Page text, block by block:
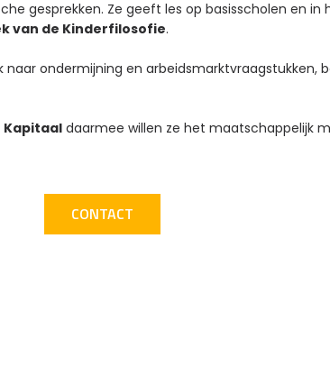
gesprekken. Ze geeft les op basisscholen en
van de Kinderfilosofie.
ondermijning en arbeidsmarktvraagstukken,
Kapitaal daarmee willen ze het maatschappelijk
CONTACT